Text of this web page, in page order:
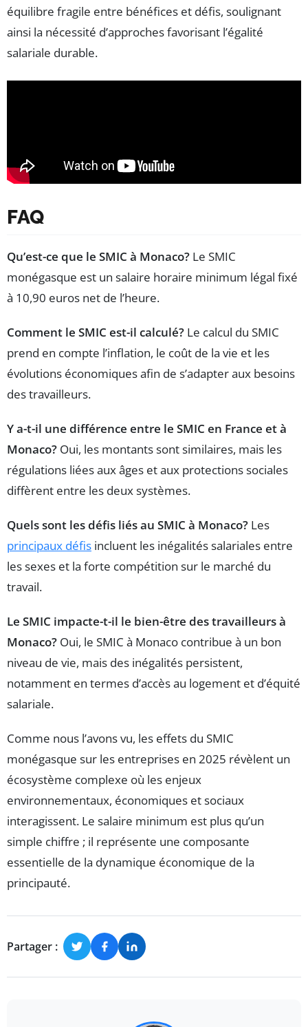
équilibre fragile entre bénéfices et défis, soulignant
ainsi la nécessité d’approches favorisant l’égalité
salariale durable.
FAQ
Qu’est-ce que le SMIC à Monaco? Le SMIC
monégasque est un salaire horaire minimum légal fixé
à 10,90 euros net de l’heure.
Comment le SMIC est-il calculé? Le calcul du SMIC
prend en compte l’inflation, le coût de la vie et les
évolutions économiques afin de s’adapter aux besoins
des travailleurs.
Y a-t-il une différence entre le SMIC en France et à
Monaco? Oui, les montants sont similaires, mais les
régulations liées aux âges et aux protections sociales
diffèrent entre les deux systèmes.
Quels sont les défis liés au SMIC à Monaco? Les
principaux défis incluent les inégalités salariales entre
les sexes et la forte compétition sur le marché du
travail.
Le SMIC impacte-t-il le bien-être des travailleurs à
Monaco? Oui, le SMIC à Monaco contribue à un bon
niveau de vie, mais des inégalités persistent,
notamment en termes d’accès au logement et d’équité
salariale.
Comme nous l’avons vu, les effets du SMIC
monégasque sur les entreprises en 2025 révèlent un
écosystème complexe où les enjeux
environnementaux, économiques et sociaux
interagissent. Le salaire minimum est plus qu’un
simple chiffre ; il représente une composante
essentielle de la dynamique économique de la
principauté.
Partager :